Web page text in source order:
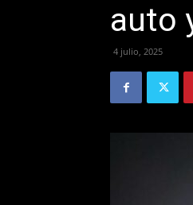
auto
4 julio, 2025